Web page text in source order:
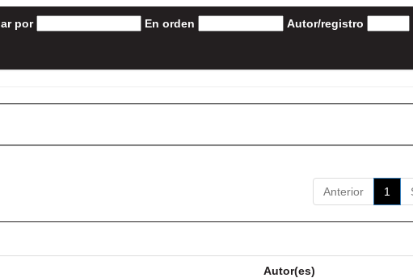
por En orden Autor/registro
Anterior 1
Autor(es)